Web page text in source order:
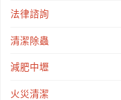
法律諮詢
清潔除蟲
減肥中壢
火災清潔